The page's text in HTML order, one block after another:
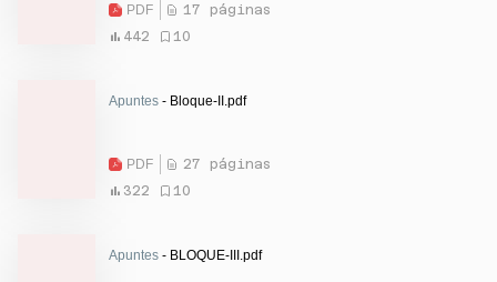
PDF
17 páginas
442
10
Apuntes - Bloque-II.pdf
PDF
27 páginas
322
10
Apuntes - BLOQUE-III.pdf